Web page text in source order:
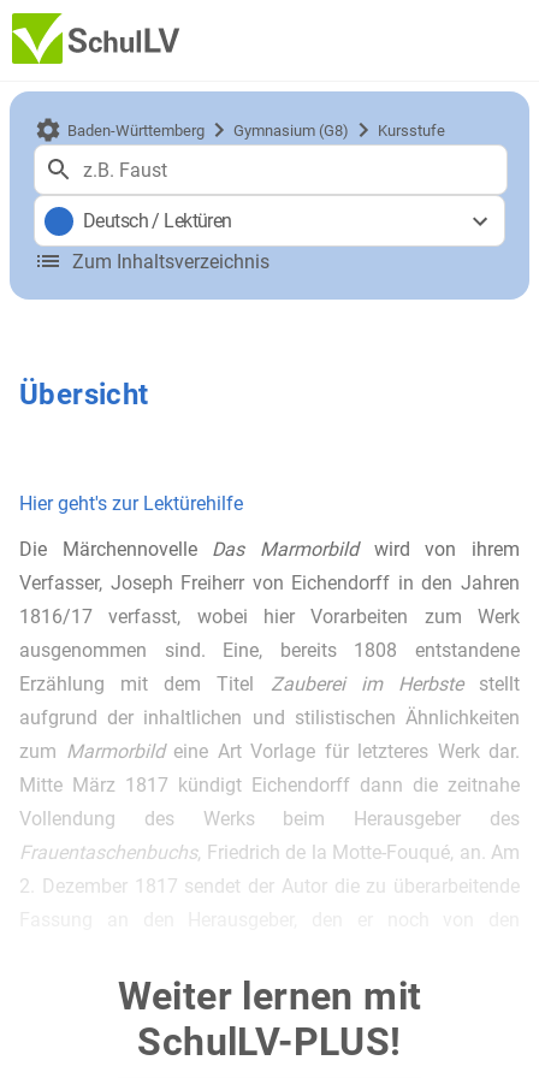
Baden-Württemberg Gymnasium (G8) Kursstufe
Deutsch/ Lektüren
Zum Inhaltsverzeichnis
Übersicht
Hier geht's zur Lektürehilfe
Die Märchennovelle Das Marmorbildwird von ihrem
Verfasser, Joseph Freiherr von Eichendorff in den Jahren
1816/17 verfasst, wobei hier Vorarbeiten zum Werk
ausgenommen sind. Eine, bereits 1808 entstandene
Erzählung mit dem Titel Zauberei im Herbstestellt
aufgrund der inhaltlichen und stilistischen Ähnlichkeiten
zum Marmorbildeine Art Vorlage für letzteres Werk dar.
Mitte März 1817 kündigt Eichendorff dann die zeitnahe
Vollendung des Werks beim Herausgeber des
Frauentaschenbuchs, Friedrich de la Motte-Fouqué, an. Am
2. Dezember 1817 sendet der Autor die zu überarbeitende
In seiner, dem Manuskript beiliegenden Anmerkung
schreibt er, „so habe ich im vorliegenden Märchen versucht,
mich in die Vergangenheit und in einen fremden
Weiter lernen mit
SchulLV-PLUS!